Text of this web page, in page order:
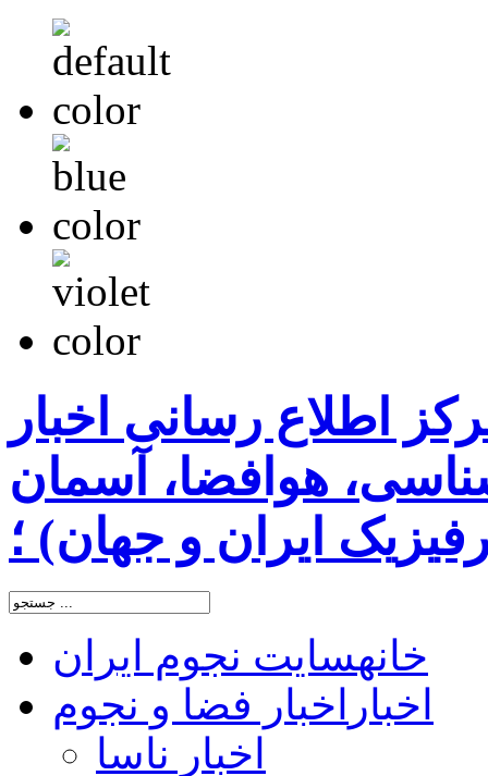
اطلاع رسانی اخبار
هوافضا، آسمان
ایران و جهان) ؛
خانهسایت نجوم ایران
اخبار اخبار فضا و نجوم
اخبار ناسا